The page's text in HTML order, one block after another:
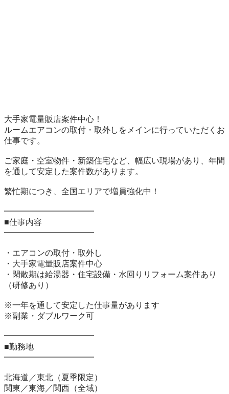
大手家電量販店案件中心！
ルームエアコンの取付・取外しをメインに行っていただくお
仕事です。
ご家庭・空室物件・新築住宅など、幅広い現場があり、年間
を通して安定した案件数があります。
繁忙期につき、全国エリアで増員強化中！
━━━━━━━━━━━
■仕事内容
━━━━━━━━━━━
・エアコンの取付・取外し
・大手家電量販店案件中心
・閑散期は給湯器・住宅設備・水回りリフォーム案件あり
（研修あり）
※一年を通して安定した仕事量があります
※副業・ダブルワーク可
━━━━━━━━━━━
■勤務地
━━━━━━━━━━━
北海道／東北（夏季限定）
関東／東海／関西（全域）